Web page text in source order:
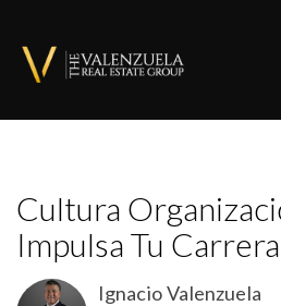
Cultura
Impulsa Tu
Ignacio Valenzuela